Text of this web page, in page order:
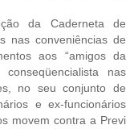
da Caderneta de
nas conveniências de
aos “amigos da
nas
no seu conjunto de
e ex-funcionários
movem contra a Previ